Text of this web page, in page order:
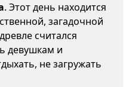
. Этот день находится
загадочной
считался
девушкам и
не загружать